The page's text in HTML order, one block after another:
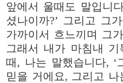
앞에서 울때도 말입니
셨나이까?’ 그리고 그
가까이서 흐느끼며 그
그래서 내가 마침내
때, 나는 말했습니다, ‘
믿을 거에요, 그리고